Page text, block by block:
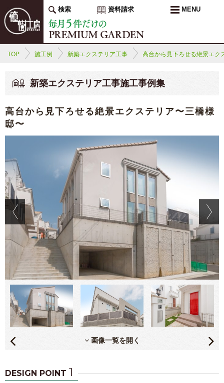
検索 資料請求 MENU
TOP 施工例 新築エクステリア工事 高台から見下ろせる絶景エク
新築エクステリア工事施工事例集
高台から見下ろせる絶景エクステリア〜三橋様
邸〜
画像一覧を開く
DESIGN POINT 1